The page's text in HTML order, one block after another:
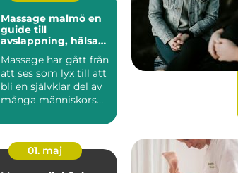
Massage malmö en
guide till
avslappning, hälsa
Massage har gått från
att ses som lyx till att
bli en självklar del av
många människors
01. maj